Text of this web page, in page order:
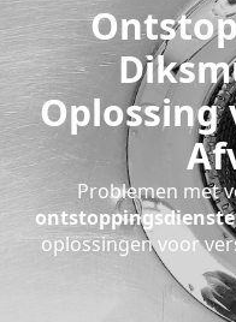
Oplossing
Problemen met
oplossingen voor